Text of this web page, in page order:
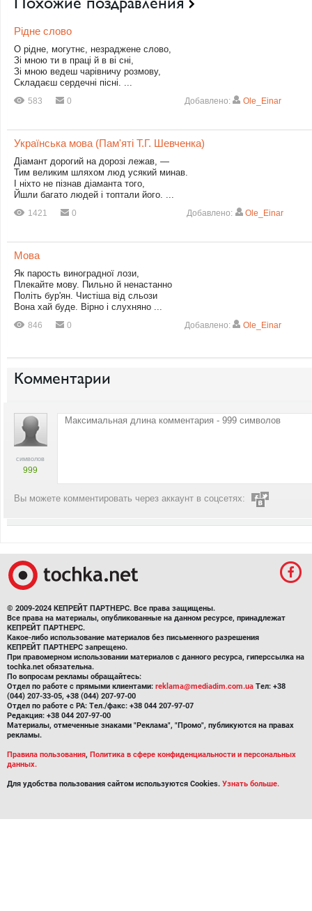
Рідне слово
О рідне, могутнє, незраджене слово,
Зі мною ти в праці й в ві сні,
Зі мною ведеш чарівничу розмову,
Складаєш сердечні пісні. ...
583 0 Добавлено: Ole_Einar
Українська мова (Пам'яті Т.Г. Шевченка)
Діамант дорогий на дорозі лежав, —
Тим великим шляхом люд усякий минав.
І ніхто не пізнав діаманта того,
Йшли багато людей і топтали його. ...
1421 0 Добавлено: Ole_Einar
Мова
Як парость виноградної лози,
Плекайте мову. Пильно й ненастанно
Політь бур'ян. Чистіша від сльози
Вона хай буде. Вірно і слухняно ...
846 0 Добавлено: Ole_Einar
Комментарии
символов
999
Вы можете комментировать через аккаунт в соцсетях:
© 2009-2024 КЕПРЕЙТ ПАРТНЕРС. Все права защищены.
Все права на материалы, опубликованные на данном ресурсе, принадлежат
КЕПРЕЙТ ПАРТНЕРС.
Какое-либо использование материалов без письменного разрешения
КЕПРЕЙТ ПАРТНЕРС запрещено.
При правомерном использовании материалов с данного ресурса, гиперссылка на
tochka.net обязательна.
По вопросам рекламы обращайтесь:
Отдел по работе с прямыми клиентами: reklama@mediadim.com.ua Тел: +38
(044) 207-33-05, +38 (044) 207-97-00
Отдел по работе с РА: Тел./факс: +38 044 207-97-07
Редакция: +38 044 207-97-00
Материалы, отмеченные знаками "Реклама", "Промо", публикуются на правах
рекламы.
Правила пользования, Политика в сфере конфиденциальности и персональных
данных.
Для удобства пользования сайтом используются Cookies. Узнать больше.